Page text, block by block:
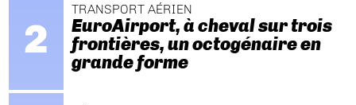
TRANSPORT AÉRIEN
EuroAirport, à cheval sur trois
frontières, un octogénaire en
grande forme